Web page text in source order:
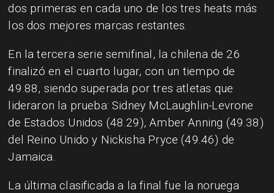
dos primeras en cada uno de los tres heats más
los dos mejores marcas restantes.
En la tercera serie semifinal, la chilena de 26
finalizó en el cuarto lugar, con un tiempo de
49.88, siendo superada por tres atletas que
lideraron la prueba: Sidney McLaughlin-Levrone
de Estados Unidos (48.29), Amber Anning (49.38)
del Reino Unido y Nickisha Pryce (49.46) de
Jamaica.
La última clasificada a la final fue la noruega